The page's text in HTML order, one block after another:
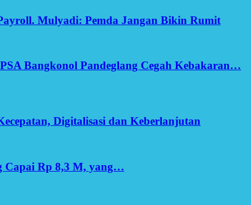
Mulyadi: Pemda Jangan Bikin Rumit
Bangkonol Pandeglang Cegah Kebakaran…
Digitalisasi dan Keberlanjutan
Capai Rp 8,3 M, yang…